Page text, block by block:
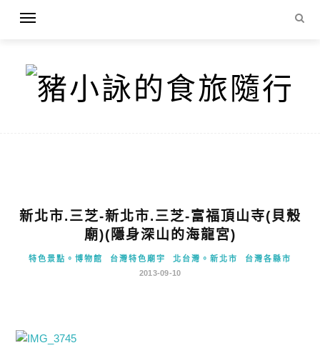
新北市.三芝-新北市.三芝-富福頂山寺(貝殼
廟)(隱身深山的海龍宮)
特色景點。博物館 台灣特色廟宇 北台灣。新北市
台灣各縣市
2013-09-10